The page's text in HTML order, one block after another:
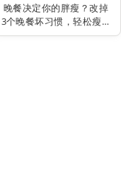
晚餐决定你的胖瘦？改掉
3个晚餐坏习惯，轻松瘦全
身